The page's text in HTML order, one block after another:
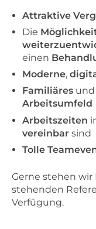
Attraktive
Die
einen
Moderne,
Familiäres und
Arbeitsumfeld
Arbeitszeiten
vereinbar sind
Tolle
Gerne stehen
stehenden
Verfügung.